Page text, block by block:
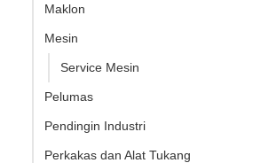
Maklon
Mesin
Service Mesin
Pelumas
Pendingin Industri
Perkakas dan Alat Tukang